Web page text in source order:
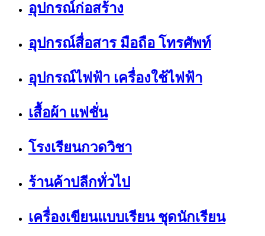
อุปกรณ์ก่อสร้าง
อุปกรณ์สื่อสาร มือถือ โทรศัพท์
อุปกรณ์ไฟฟ้า เครื่องใช้ไฟฟ้า
เสื้อผ้า แฟชั่น
โรงเรียนกวดวิชา
ร้านค้าปลีกทั่วไป
เครื่องเขียนแบบเรียน ชุดนักเรียน